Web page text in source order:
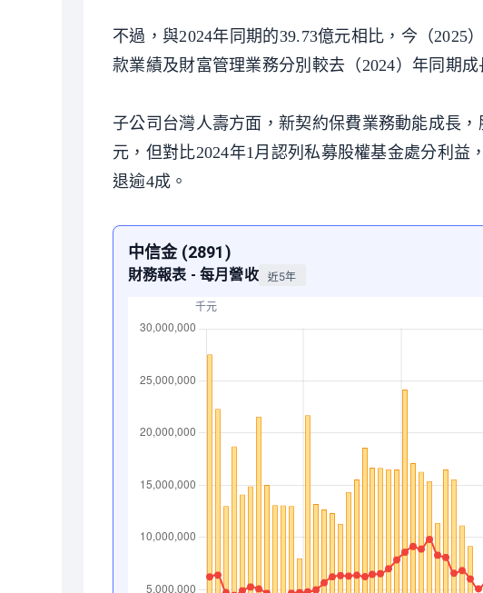
不過，與2024年同期的39.73億元相比，今（
款業績及財富管理業務分別較去（2024）年同期
子公司台灣人壽方面，新契約保費業務動能成長
元，但對比2024年1月認列私募股權基金處分利益
退逾4成。